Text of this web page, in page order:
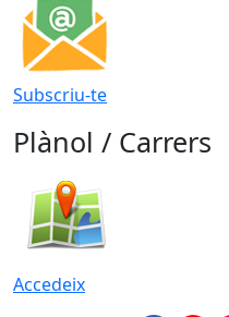
Subscriu-te
Plànol / Carrers
Accedeix